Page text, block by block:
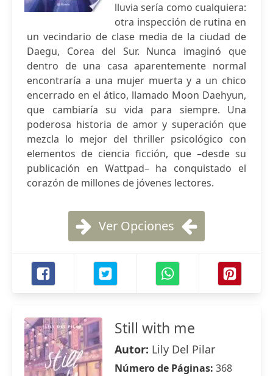
lluvia sería como cualquiera:
otra inspección de rutina en
un vecindario de clase media de la ciudad de
Daegu, Corea del Sur. Nunca imaginó que
dentro de una casa aparentemente normal
encontraría a una mujer muerta y a un chico
encerrado en el ático, llamado Moon Daehyun,
que cambiaría su vida para siempre. Una
poderosa historia de amor y superación que
mezcla lo mejor del thriller psicológico con
elementos de ciencia ficción, que –desde su
publicación en Wattpad– ha conquistado el
corazón de millones de jóvenes lectores.
Ver Opciones
Still with me
Autor: Lily Del Pilar
Número de Páginas: 368